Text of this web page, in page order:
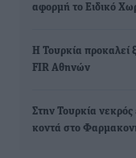
αφορμή το Ειδικό
Η Τουρκία προκαλεί
FIR Αθηνών
Στην Τουρκία
κοντά στο